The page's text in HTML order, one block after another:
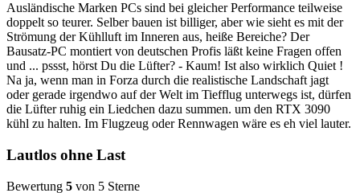
Ausländische Marken PCs sind bei gleicher Performance teilweise
doppelt so teurer. Selber bauen ist billiger, aber wie sieht es mit der
Strömung der Kühlluft im Inneren aus, heiße Bereiche? Der
Bausatz-PC montiert von deutschen Profis läßt keine Fragen offen
und ... pssst, hörst Du die Lüfter? - Kaum! Ist also wirklich Quiet !
Na ja, wenn man in Forza durch die realistische Landschaft jagt
oder gerade irgendwo auf der Welt im Tiefflug unterwegs ist, dürfen
die Lüfter ruhig ein Liedchen dazu summen. um den RTX 3090
kühl zu halten. Im Flugzeug oder Rennwagen wäre es eh viel lauter.
Lautlos ohne Last
Bewertung 5 von 5 Sterne